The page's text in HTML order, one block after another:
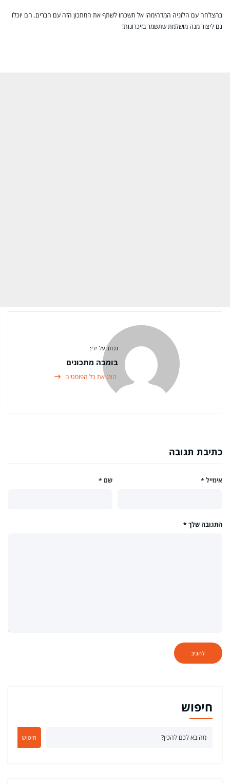
בהצלחה עם הלזניה המדהימה! אל תשכחו לשתף את המתכון הזה עם חברים. הם יוכלו
גם ליצור מנה מושלמת שתשמר בזיכרונות!
נכתב על ידי:
בומבה מתכונים
הצג את כל הפוסטים
כתיבת תגובה
שם * אימייל *
התגובה שלך *
חיפוש
חיפוש